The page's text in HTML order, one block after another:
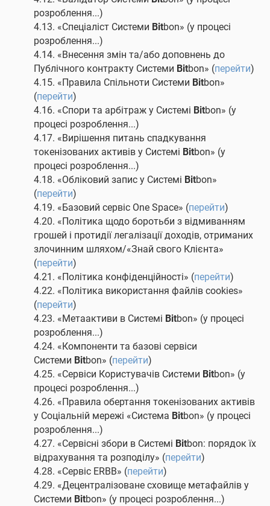
розроблення...)
4.13. «Спеціаліст Системи Bitbon» (у процесі
розроблення...)
4.14. «Внесення змін та/або доповнень до
Публічного контракту Системи Bitbon» (перейти)
4.15. «Правила Спільноти Системи Bitbon»
(перейти)
4.16. «Спори та арбітраж у Системі Bitbon» (у
процесі розроблення...)
4.17. «Вирішення питань спадкування
токенізованих активів у Системі Bitbon» (у
процесі розроблення...)
4.18. «Обліковий запис у Системі Bitbon»
(перейти)
4.19. «Базовий сервіс One Space» (перейти)
4.20. «Політика щодо боротьби з відмиванням
грошей і протидії легалізації доходів, отриманих
злочинним шляхом/«Знай свого Клієнта»
(перейти)
4.21. «Політика конфіденційності» (перейти)
4.22. «Політика використання файлів cookies»
(перейти)
4.23. «Метаактиви в Системі Bitbon» (у процесі
розроблення...)
4.24. «Компоненти та базові сервіси
Системи Bitbon» (перейти)
4.25. «Сервіси Користувачів Системи Bitbon» (у
процесі розроблення...)
4.26. «Правила обертання токенізованих активів
у Соціальній мережі «Система Bitbon» (у процесі
розроблення...)
4.27. «Сервісні збори в Системі Bitbon: порядок їх
відрахування та розподілу» (перейти)
4.28. «Сервіс ERBB» (перейти)
4.29. «Децентралізоване сховище метафайлів у
Системи Bitbon» (у процесі розроблення...)